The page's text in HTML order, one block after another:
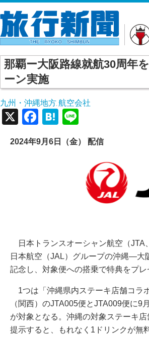
那覇ー大阪路線就航30周
ーン実施
九州・沖縄地方 航空会社
X Facebook
Hatena
2024年9月6日（金） 配信
日本トランスオーシャン航空（JTA
日本航空（JAL）グループの沖縄―大
記念し、対象便への搭乗で特典をプ
1つは「沖縄県内ステーキ店舗コラ
（関西）のJTA005便とJTA009便に9
が対象となる。沖縄の対象ステーキ
提示すると、もれなく1ドリンクが無